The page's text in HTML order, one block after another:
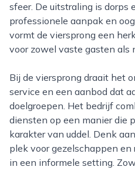
sfeer. De uitstraling is dorps
professionele aanpak en
vormt de viersprong een
voor zowel vaste gasten als
Bij de viersprong draait het om gastvrijheid, goede
service en een aanbod dat
doelgroepen. Het bedrijf
diensten op een manier die
karakter van uddel. Denk
plek voor gezelschappen
in een informele setting.